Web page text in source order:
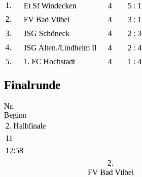
1.
Et Sf Windecken 4 5 : 1
2.
FV Bad Vilbel 4 3 : 1
3.
JSG Schöneck 4 2 : 3
4.
JSG Alten./Lindheim II 4 2 : 4
5.
1. FC Hochstadt 4 1 : 4
Finalrunde
Nr.
Beginn
2. Halbfinale
11
12:58
2.
FV Bad Vilbel